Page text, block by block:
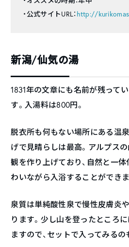
・公式サイトURL： http://
新潟/仙気の湯
1831年の文章にも名前が残って
す。入湯料は800円。
脱衣所も何もない場所にある温
げで見晴らしは最高。アルプス
観を作り上げており、自然と一
わいながら入浴することができま
泉質は単純酸性泉で慢性皮膚炎
ります。少し山を登ったところに
ますので、セットで入ってみるの